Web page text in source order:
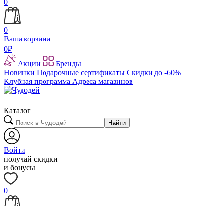
0
0
Ваша корзина
0₽
Акции
Бренды
Новинки Подарочные сертификаты Скидки до -60%
Клубная программа Адреса магазинов
Каталог
Найти
Войти
получай скидки
и бонусы
0